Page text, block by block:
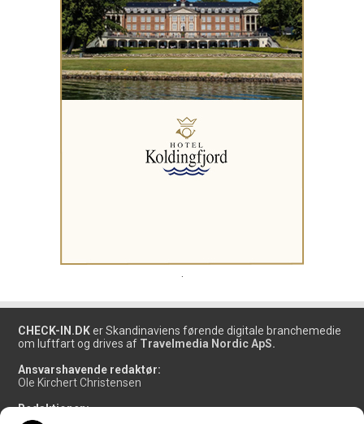
.
CHECK-IN.DK er Skandinaviens førende digitale branchemedie
om luftfart og drives af Travelmedia Nordic ApS.
Ansvarshavende redaktør:
Ole Kirchert Christensen
Redaktionen: